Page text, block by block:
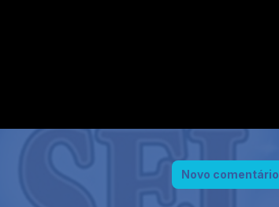
Novo comentário